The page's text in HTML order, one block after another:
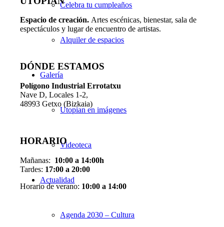
Celebra tu cumpleaños
Alquiler de espacios
Galería
Utopian en imágenes
Videoteca
Actualidad
Agenda 2030 – Cultura
Espacio de creación. Artes escénicas, bienestar, sala de
espectáculos y lugar de encuentro de artistas.
DÓNDE ESTAMOS
Polígono Industrial Errotatxu
Nave D, Locales 1-2,
48993 Getxo (Bizkaia)
HORARIO
Mañanas: 10:00 a 14:00h
Tardes: 17:00 a 20:00
Horario de verano: 10:00 a 14:00